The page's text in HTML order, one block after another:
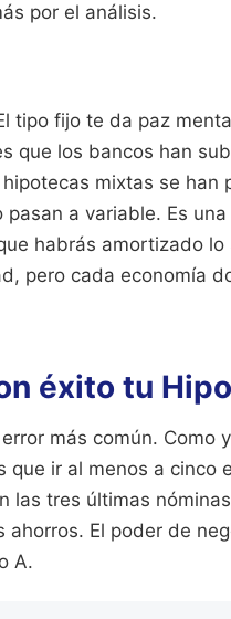
por el análisis.
tipo fijo te da paz
que los bancos han
mixtas se han
a variable. Es
habrás amortizado
pero cada economía
éxito tu
más común. Como
ir al menos a cinco
las tres últimas
El poder de
A.